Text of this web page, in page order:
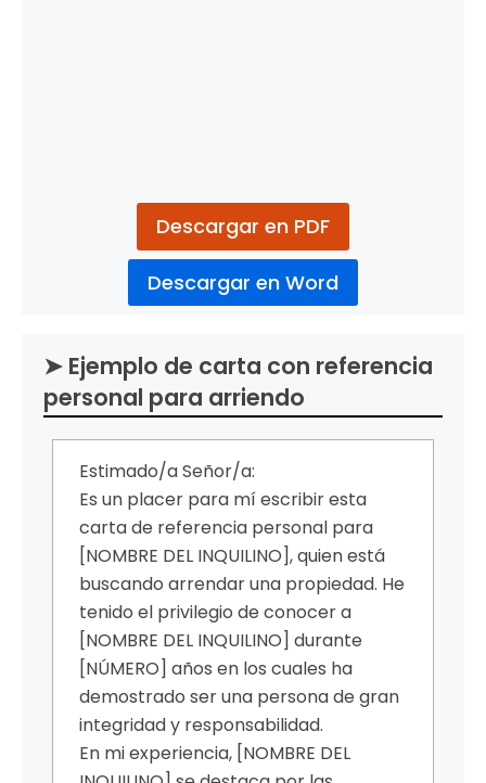
Descargar en PDF
Descargar en Word
➤ Ejemplo de carta con referencia
personal para arriendo
Estimado/a Señor/a:
Es un placer para mí escribir esta
carta de referencia personal para
[NOMBRE DEL INQUILINO], quien está
buscando arrendar una propiedad. He
tenido el privilegio de conocer a
[NOMBRE DEL INQUILINO] durante
[NÚMERO] años en los cuales ha
demostrado ser una persona de gran
integridad y responsabilidad.
En mi experiencia, [NOMBRE DEL